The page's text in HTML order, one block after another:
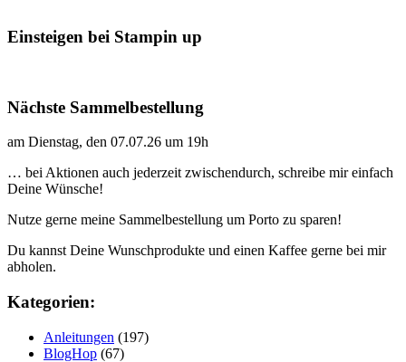
Einsteigen bei Stampin up
Nächste Sammelbestellung
am Dienstag, den 07.07.26 um 19h
… bei Aktionen auch jederzeit zwischendurch, schreibe mir einfach
Deine Wünsche!
Nutze gerne meine Sammelbestellung um Porto zu sparen!
Du kannst Deine Wunschprodukte und einen Kaffee gerne bei mir
abholen.
Kategorien:
Anleitungen (197)
BlogHop (67)